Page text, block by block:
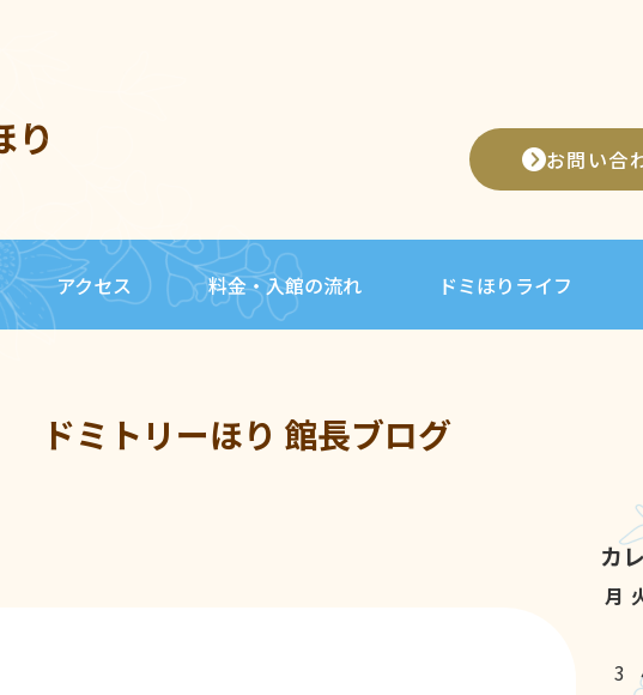
り お問い合
アクセス 料金・入館の流れ ドミほりライフ
ドミトリーほり 館長ブログ
カ
月
3